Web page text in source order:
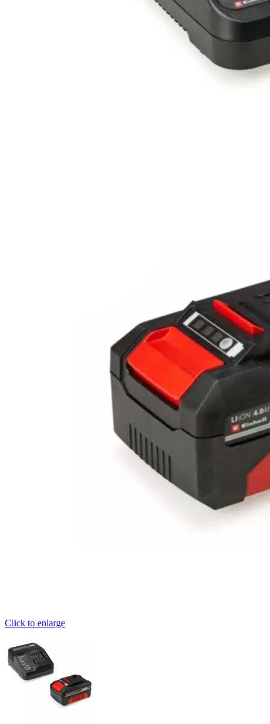
Click to enlarge